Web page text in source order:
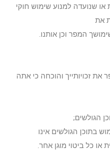
שנועדה למנוע שימוש חוקי
את
המפר וכן אותנו.
זכויותייך והוכחה כי אתה
או כל ביטוי מוגן אחר.